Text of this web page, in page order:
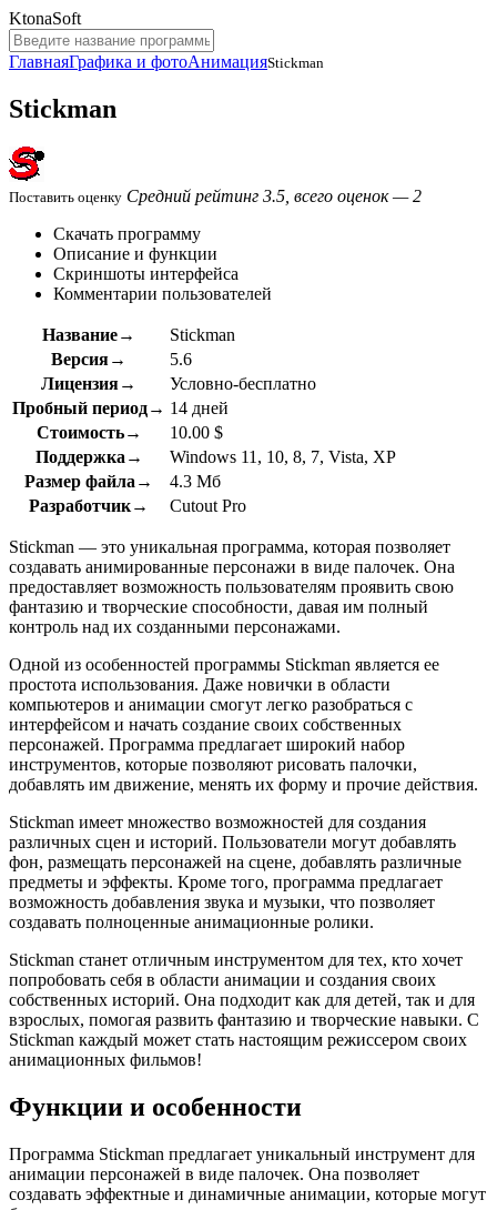
KtonaSoft
ГлавнаяГрафика и фотоАнимацияStickman
Stickman
Поставить оценку Средний рейтинг 3.5, всего оценок — 2
Скачать программу
Описание и функции
Скриншоты интерфейса
Комментарии пользователей
Название→
Stickman
Версия→
5.6
Лицензия→
Условно-бесплатно
Пробный период→ 14 дней
Стоимость→
10.00 $
Поддержка→
Windows 11, 10, 8, 7, Vista, XP
Размер файла→
4.3 Мб
Разработчик→
Cutout Pro
Stickman — это уникальная программа, которая позволяет
создавать анимированные персонажи в виде палочек. Она
предоставляет возможность пользователям проявить свою
фантазию и творческие способности, давая им полный
контроль над их созданными персонажами.
Одной из особенностей программы Stickman является ее
простота использования. Даже новички в области
компьютеров и анимации смогут легко разобраться с
интерфейсом и начать создание своих собственных
персонажей. Программа предлагает широкий набор
инструментов, которые позволяют рисовать палочки,
добавлять им движение, менять их форму и прочие действия.
Stickman имеет множество возможностей для создания
различных сцен и историй. Пользователи могут добавлять
фон, размещать персонажей на сцене, добавлять различные
предметы и эффекты. Кроме того, программа предлагает
возможность добавления звука и музыки, что позволяет
создавать полноценные анимационные ролики.
Stickman станет отличным инструментом для тех, кто хочет
попробовать себя в области анимации и создания своих
собственных историй. Она подходит как для детей, так и для
взрослых, помогая развить фантазию и творческие навыки. С
Stickman каждый может стать настоящим режиссером своих
анимационных фильмов!
Функции и особенности
Программа Stickman предлагает уникальный инструмент для
анимации персонажей в виде палочек. Она позволяет
создавать эффектные и динамичные анимации, которые могут